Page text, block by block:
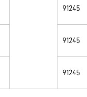
91245
91245
91245